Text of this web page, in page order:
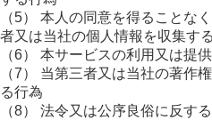
（5） 本人の同意を得ることな
者又は当社の個人情報を収集す
（6） 本サービスの利用又は提
（7） 当第三者又は当社の著作
る行為
（8） 法令又は公序良俗に反す